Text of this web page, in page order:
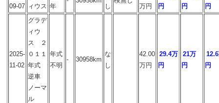
09-07 ィウス 年
し
万円
円
円
円
2025-
11-02
グラデ
ィウ
ス ２
０１１
年式
逆車
ノーマ
ル
年式
不明
- 30958km
な
し
42.00
万円
29.4万
円
21万
円
円